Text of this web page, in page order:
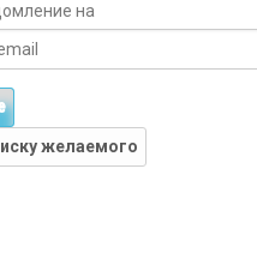
на
желаемого